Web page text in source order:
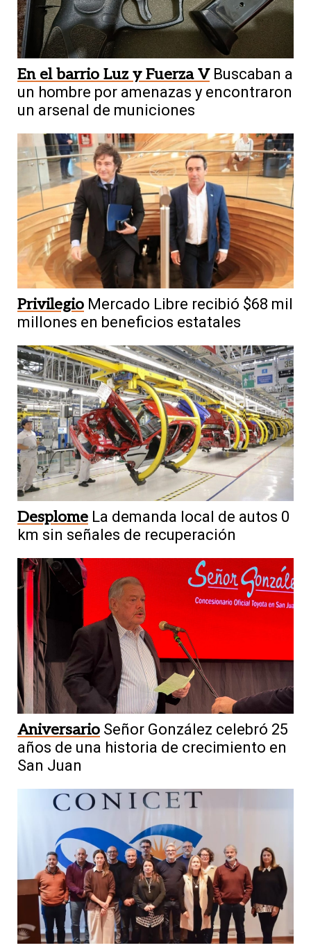
En el barrio Luz y Fuerza V Buscaban a
un hombre por amenazas y encontraron
un arsenal de municiones
Privilegio Mercado Libre recibió $68 mil
millones en beneficios estatales
Desplome La demanda local de autos 0
km sin señales de recuperación
Aniversario Señor González celebró 25
años de una historia de crecimiento en
San Juan